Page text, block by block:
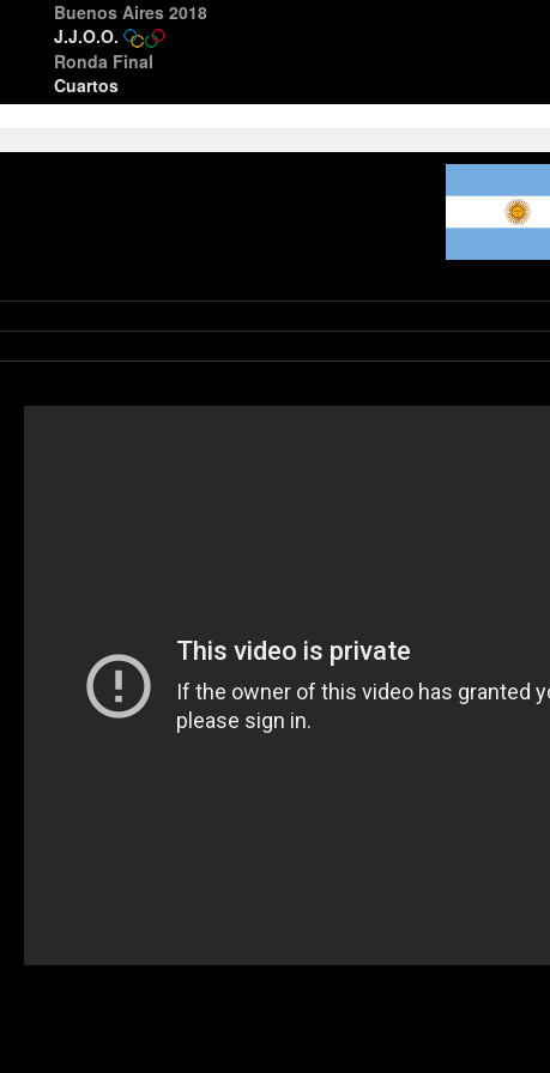
Buenos Aires 2018
J.J.O.O.
Ronda Final
Cuartos